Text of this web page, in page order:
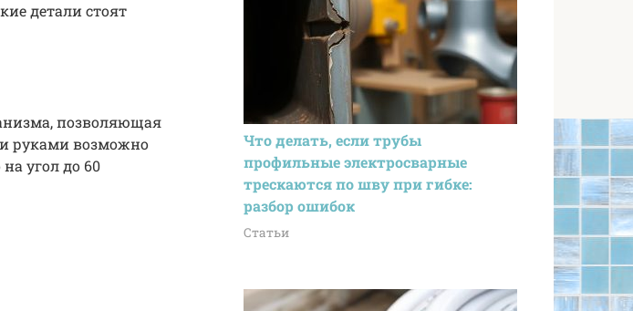
детали стоят
позволяющая
руками возможно
угол до 60
Что делать, если трубы
профильные электросварные
трескаются по шву при гибке:
разбор ошибок
Статьи